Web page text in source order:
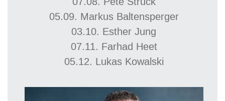
05.09. Markus Baltensperger
03.10. Esther Jung
07.11. Farhad Heet
05.12. Lukas Kowalski